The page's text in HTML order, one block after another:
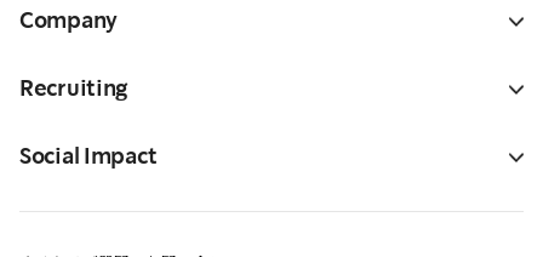
Company
Recruiting
Social Impact